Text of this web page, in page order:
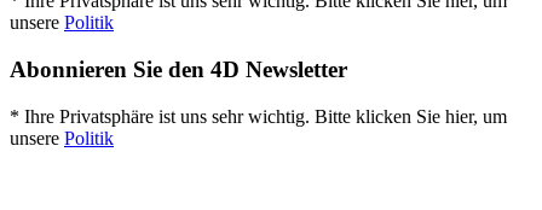
unsere Politik
Abonnieren Sie den 4D Newsletter
* Ihre Privatsphäre ist uns sehr wichtig. Bitte klicken Sie hier, um
unsere Politik